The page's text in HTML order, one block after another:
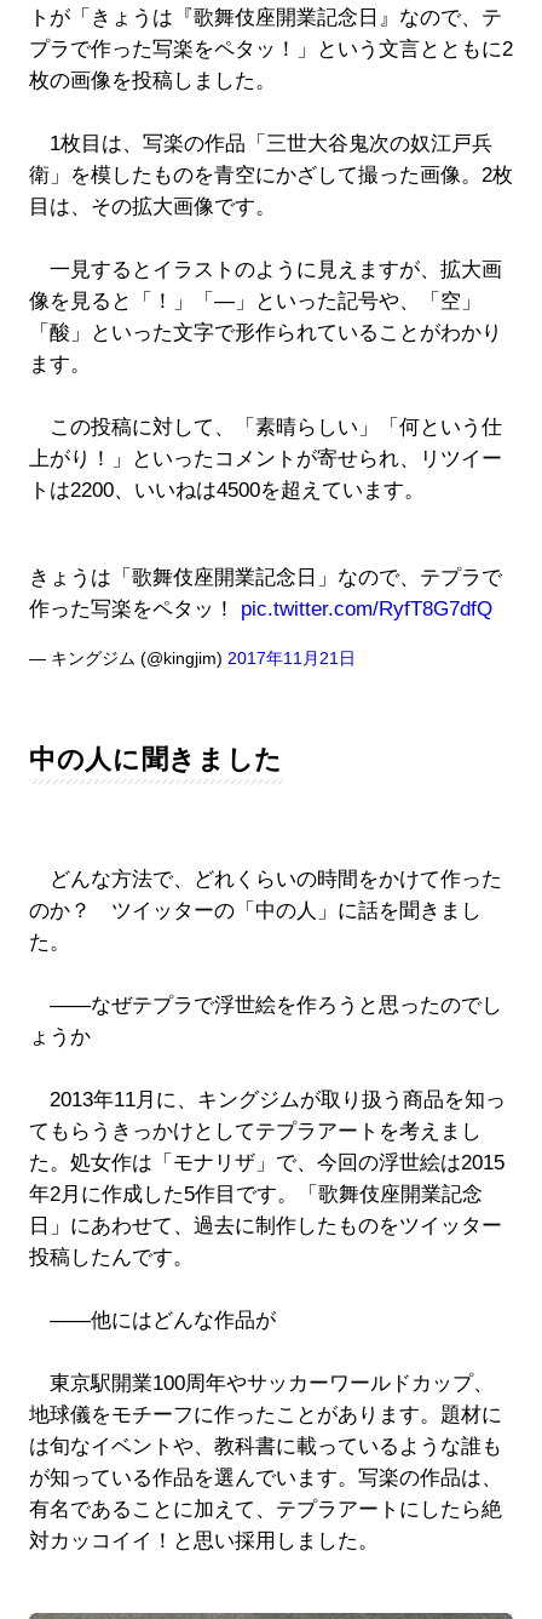
トが「きょうは『歌舞伎座開業記念日』なので、テ
プラで作った写楽をペタッ！」という文言とともに2
枚の画像を投稿しました。
1枚目は、写楽の作品「三世大谷鬼次の奴江戸兵
衛」を模したものを青空にかざして撮った画像。2枚
目は、その拡大画像です。
一見するとイラストのように見えますが、拡大画
像を見ると「！」「―」といった記号や、「空」
「酸」といった文字で形作られていることがわかり
ます。
この投稿に対して、「素晴らしい」「何という仕
上がり！」といったコメントが寄せられ、リツイー
トは2200、いいねは4500を超えています。
きょうは「歌舞伎座開業記念日」なので、テプラで
作った写楽をペタッ！ pic.twitter.com/RyfT8G7dfQ
— キングジム (@kingjim) 2017年11月21日
中の人に聞きました
どんな方法で、どれくらいの時間をかけて作った
のか？ ツイッターの「中の人」に話を聞きまし
た。
――なぜテプラで浮世絵を作ろうと思ったのでし
ょうか
2013年11月に、キングジムが取り扱う商品を知っ
てもらうきっかけとしてテプラアートを考えまし
た。処女作は「モナリザ」で、今回の浮世絵は2015
年2月に作成した5作目です。「歌舞伎座開業記念
日」にあわせて、過去に制作したものをツイッター
投稿したんです。
――他にはどんな作品が
東京駅開業100周年やサッカーワールドカップ、
地球儀をモチーフに作ったことがあります。題材に
は旬なイベントや、教科書に載っているような誰も
が知っている作品を選んでいます。写楽の作品は、
有名であることに加えて、テプラアートにしたら絶
対カッコイイ！と思い採用しました。